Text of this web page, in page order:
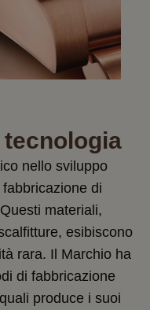
tecnologia
nello sviluppo
di
materiali,
esibiscono
rara. Il Marchio ha
di fabbricazione
produce i suoi